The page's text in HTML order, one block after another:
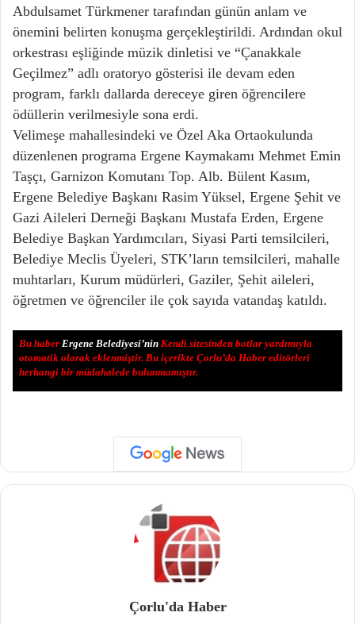
Abdulsamet Türkmener tarafından günün anlam ve
önemini belirten konuşma gerçekleştirildi. Ardından okul
orkestrası eşliğinde müzik dinletisi ve “Çanakkale
Geçilmez” adlı oratoryo gösterisi ile devam eden
program, farklı dallarda dereceye giren öğrencilere
ödüllerin verilmesiyle sona erdi.
Velimeşe mahallesindeki ve Özel Aka Ortaokulunda
düzenlenen programa Ergene Kaymakamı Mehmet Emin
Taşçı, Garnizon Komutanı Top. Alb. Bülent Kasım,
Ergene Belediye Başkanı Rasim Yüksel, Ergene Şehit ve
Gazi Aileleri Derneği Başkanı Mustafa Erden, Ergene
Belediye Başkan Yardımcıları, Siyasi Parti temsilcileri,
Belediye Meclis Üyeleri, STK’ların temsilcileri, mahalle
muhtarları, Kurum müdürleri, Gaziler, Şehit aileleri,
öğretmen ve öğrenciler ile çok sayıda vatandaş katıldı.
Bu haberErgene Belediyesi’nin Kendi sitesinden botlar yardımıyla
otomatik olarak eklenmiştir. Bu içerikte Çorlu’da Haber editörleri
herhangi bir müdahalede bulunmamıştır.
Çorlu'da Haber